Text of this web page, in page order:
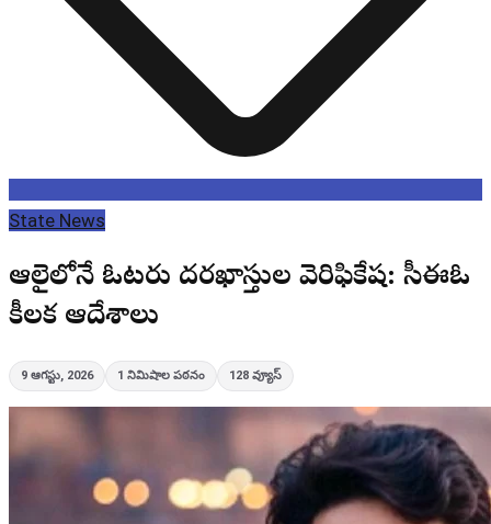
State News
ఆన్‌లైన్‌లోనే ఓటరు దరఖాస్తుల వెరిఫికేషన్: సీఈఓ
కీలక ఆదేశాలు
9 ఆగస్టు, 2026 1 నిమిషాల పఠనం 128 వ్యూస్